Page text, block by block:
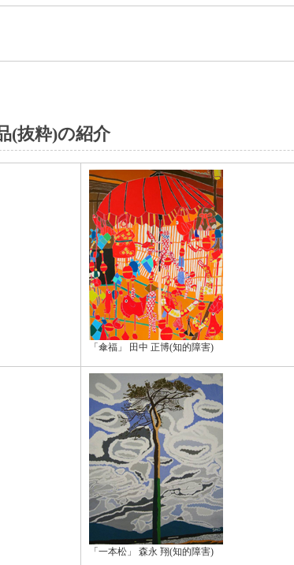
(抜粋)の紹介
「傘福」 田中 正博(知的障害)
「一本松」 森永 翔(知的障害)